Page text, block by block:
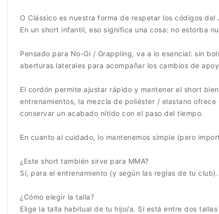
O Clássico es nuestra forma de respetar los códigos
En un short infantil, eso significa una cosa: no estorba
Pensado para No-Gi / Grappling, va a lo esencial: sin
aberturas laterales para acompañar los cambios de
El cordón permite ajustar rápido y mantener el short
entrenamientos, la mezcla de poliéster / elastano
conservar un acabado nítido con el paso del tiempo.
En cuanto al cuidado, lo mantenemos simple (pero
¿Este short también sirve para MMA?
Sí, para el entrenamiento (y según las reglas de tu
¿Cómo elegir la talla?
Elige la talla habitual de tu hijo/a. Si está entre dos